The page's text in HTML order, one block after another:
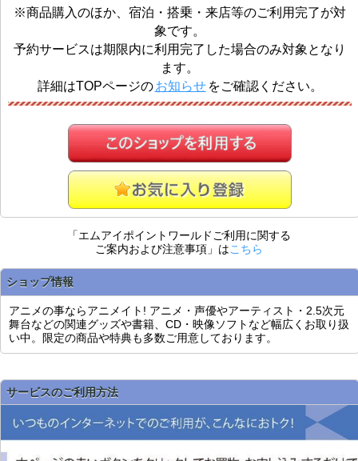
※商品購入のほか、宿泊・搭乗・来店等のご利用完了が対
象です。
予約サービスは期限内に利用完了した場合のみ対象となり
ます。
詳細はTOPページの お知らせ をご確認ください。
「エムアイポイントワールドご利用に関する
ご案内および注意事項」はこちら
ショップ情報
アニメの事ならアニメイト! アニメ・声優やアーティスト・2.5次元
舞台などの関連グッズや書籍、CD・映像ソフトなど幅広くお取り扱
い中。限定の商品や特典も多数ご用意しております。
サービスのご利用方法